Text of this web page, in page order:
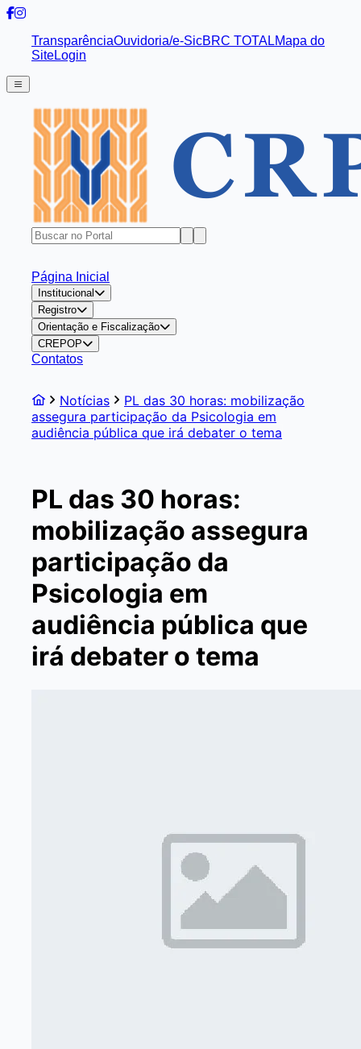
TransparênciaOuvidoria/e-SicBRC TOTALMapa do
SiteLogin
Página Inicial
Institucional
Registro
Orientação e Fiscalização
CREPOP
Contatos
Notícias
PL das 30 horas: mobilização
assegura participação da Psicologia em
audiência pública que irá debater o tema
PL das 30 horas:
mobilização assegura
participação da
Psicologia em
audiência pública que
irá debater o tema